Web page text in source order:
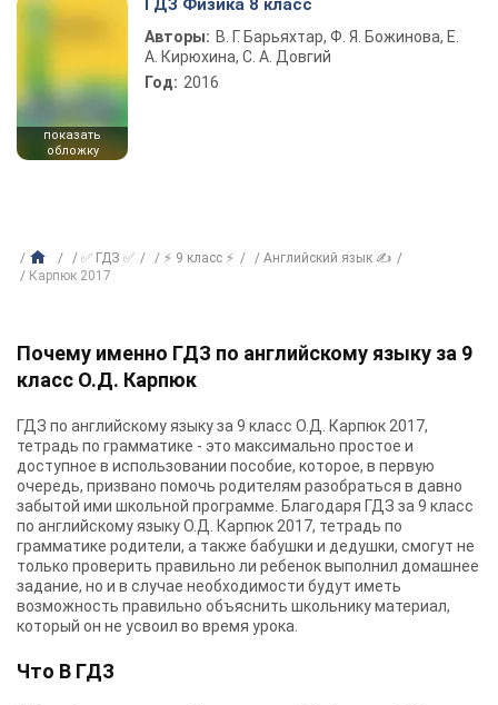
показать
обложку
ГДЗ Физика 8 класс
Авторы: В. Г. Барьяхтар, Ф. Я. Божинова, Е.
А. Кирюхина, С. А. Довгий
Год: 2016
✅ ГДЗ ✅ ⚡ 9 класс ⚡
Английский язык ✍
Карпюк 2017
Почему именно ГДЗ по английскому языку за 9
класс О.Д. Карпюк
ГДЗ по английскому языку за 9 класс О.Д. Карпюк 2017,
тетрадь по грамматике - это максимально простое и
доступное в использовании пособие, которое, в первую
очередь, призвано помочь родителям разобраться в давно
забытой ими школьной программе. Благодаря ГДЗ за 9 класс
по английскому языку О.Д. Карпюк 2017, тетрадь по
грамматике родители, а также бабушки и дедушки, смогут не
только проверить правильно ли ребенок выполнил домашнее
задание, но и в случае необходимости будут иметь
возможность правильно объяснить школьнику материал,
который он не усвоил во время урока.
Что В ГДЗ